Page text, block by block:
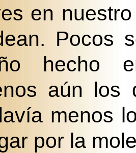
en
Pocos
hecho
aún los
menos
por la